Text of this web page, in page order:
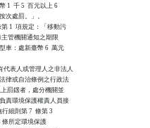
1  千 5  百元以上 6
次處罰。」。
1  項規定：「移動污
主管機關通知之期限
車：處新臺幣 6  萬元
代表人或管理人之非法人
律或自治條例之行政法
上罰鍰者，處分機關並
責環境保護權責人員接
細則第 7  條第 3
條所定環境保護